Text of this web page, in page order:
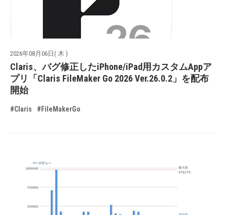
2026年08月06日( 木 )
Claris、バグ修正したiPhone/iPad用カスタムAppア
プリ「Claris FileMaker Go 2026 Ver.26.0.2」を配布
開始
#Claris #FileMakerGo